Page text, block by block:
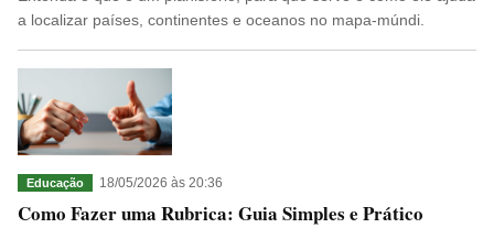
a localizar países, continentes e oceanos no mapa-múndi.
Educação 18/05/2026 às 20:36
Como Fazer uma Rubrica: Guia Simples e Prático